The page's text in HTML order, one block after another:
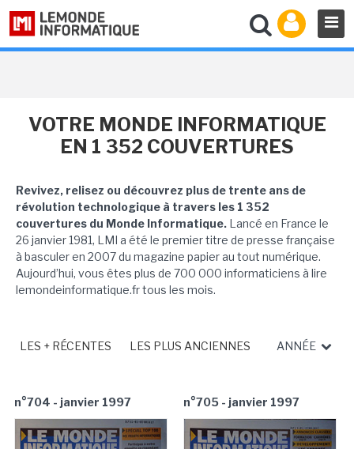
VOTRE MONDE INFORMATIQUE
EN 1 352 COUVERTURES
Revivez, relisez ou découvrez plus de trente ans de
révolution technologique à travers les 1 352
couvertures du Monde Informatique. Lancé en France le
26 janvier 1981, LMI a été le premier titre de presse française
à basculer en 2007 du magazine papier au tout numérique.
Aujourd’hui, vous êtes plus de 700 000 informaticiens à lire
lemondeinformatique.fr tous les mois.
LES + RÉCENTES LES PLUS ANCIENNES ANNÉE
n°704 - janvier 1997 n°705 - janvier 1997